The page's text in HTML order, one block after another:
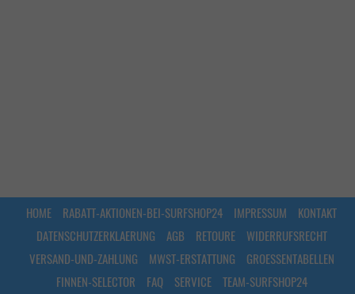
HOME RABATT-AKTIONEN-BEI-SURFSHOP24 IMPRESSUM
KONTAKT
DATENSCHUTZERKLAERUNG
AGB RETOURE
WIDERRUFSRECHT
VERSAND-UND-ZAHLUNG
MWST-ERSTATTUNG
GROESSENTABELLEN
FINNEN-SELECTOR
FAQ SERVICE
TEAM-SURFSHOP24